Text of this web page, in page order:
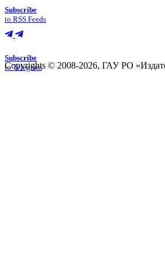
Subscribe
to RSS Feeds
Subscribe
to Telegram
Copyrights © 2008-2026, ГАУ РО